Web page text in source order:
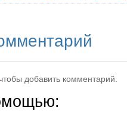
добавить комментарий.